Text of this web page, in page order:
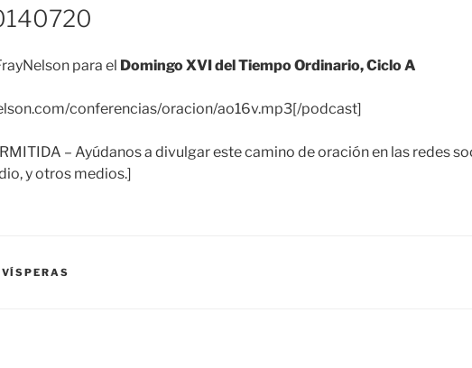
para el Domingo XVI del Tiempo Ordinario, Ciclo A
conferencias/oracion/ao16v.mp3[/podcast]
– Ayúdanos a divulgar este camino de oración en las redes
y otros medios.]
VÍSPERAS